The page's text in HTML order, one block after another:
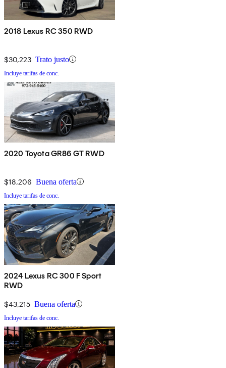
2018 Lexus RC 350 RWD
$30,223 Trato justo
Incluye tarifas de conc.
2020 Toyota GR86 GT RWD
$18,206 Buena oferta
Incluye tarifas de conc.
2024 Lexus RC 300 F Sport
RWD
$43,215 Buena oferta
Incluye tarifas de conc.